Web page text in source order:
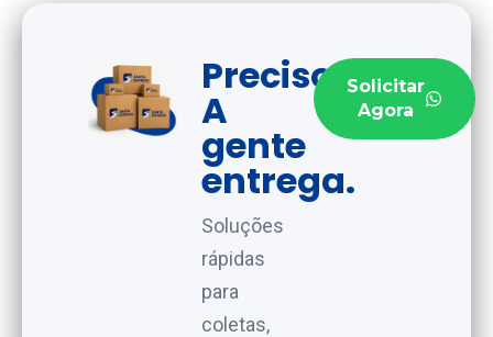
Precisou?
A
gente
entrega.
Soluções
rápidas
para
coletas,
Solicitar
Agora